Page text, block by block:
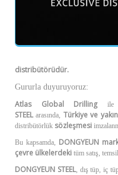
distribütörüdür.
Gururla duyuruyoruz:
Atlas Global Drillingile
STEELarasında, Türkiye ve
distribütörlük sözleşmesi
Bu kapsamda, DONGYEUN
çevre ülkelerdeki tüm satış,
DONGYEUN STEEL, dış tüp, iç